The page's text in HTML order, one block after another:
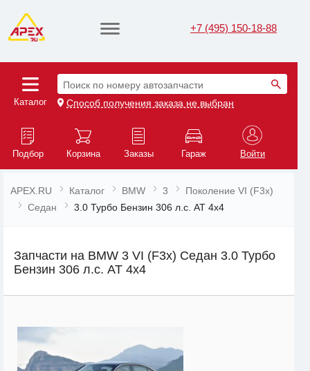
+7 (495) 150-18-88
Каталог
Поиск по номеру автозапчасти
Способ получения заказа не выбран
Подбор Корзина Заказы Гараж Войти
APEX.RU Каталог BMW 3
Поколение VI (F3x)
Седан
3.0 Турбо Бензин 306 л.с. AT 4x4
Запчасти на BMW 3 VI (F3x) Седан 3.0 Турбо
Бензин 306 л.с. AT 4x4